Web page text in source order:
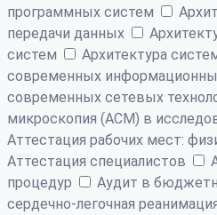
программных систем
передачи данных
систем
Архитектура
современных
современных сетевых
микроскопия (АСМ) в
Аттестация рабочих мест:
Аттестация специалистов
процедур
Аудит в
сердечно-легочная